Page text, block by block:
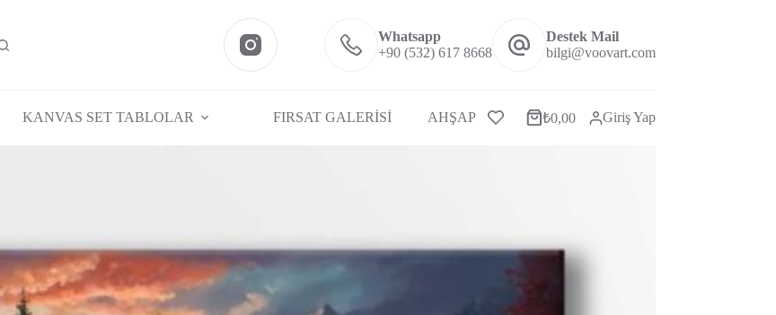
Whatsapp
+90 (532) 617 8668
Destek Mail
bilgi@voovart.com
KANVAS SET TABLOLAR FIRSAT GALERİSİ AHŞAP ÇERÇEVELİ SET TABLOLAR
₺0,00 Giriş Yap